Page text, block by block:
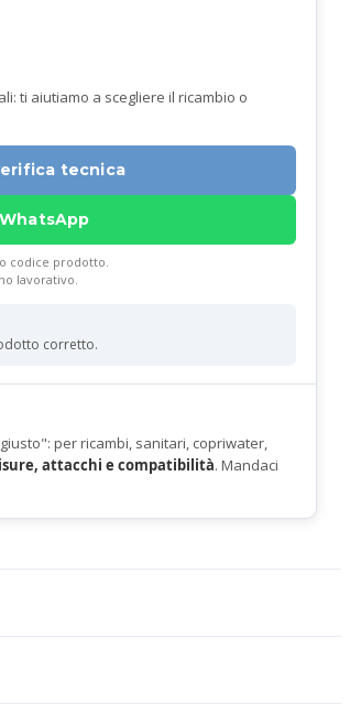
ti aiutiamo a scegliere il ricambio o
tecnica
codice prodotto.
lavorativo.
corretto.
per ricambi, sanitari, copriwater,
attacchi e compatibilità. Mandaci